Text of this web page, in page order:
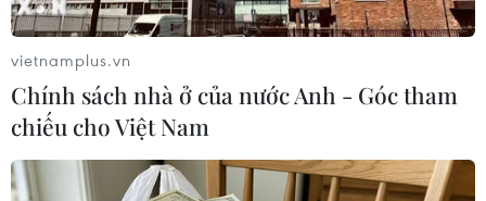
Lối vào động Thiên Đường như đi xuống lòng
đất.
vietnamplus.vn
Chính sách nhà ở của nước Anh - Góc tham
chiếu cho Việt Nam